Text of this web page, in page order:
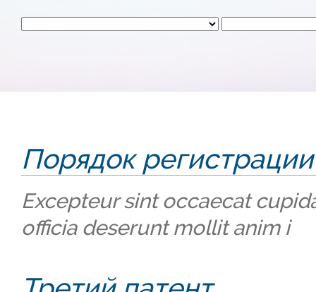
Порядок
Excepteur sint occaecat
officia deserunt mollit anim i